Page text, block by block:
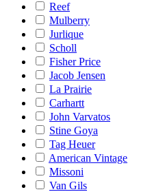
Reef
Mulberry
Jurlique
Scholl
Fisher Price
Jacob Jensen
La Prairie
Carhartt
John Varvatos
Stine Goya
Tag Heuer
American Vintage
Missoni
Van Gils